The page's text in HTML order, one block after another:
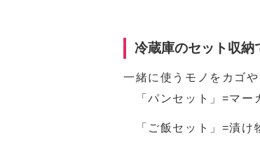
冷蔵庫のセット収納
一緒に使うモノをカゴ
「パンセット」=マー
「ご飯セット」=漬け